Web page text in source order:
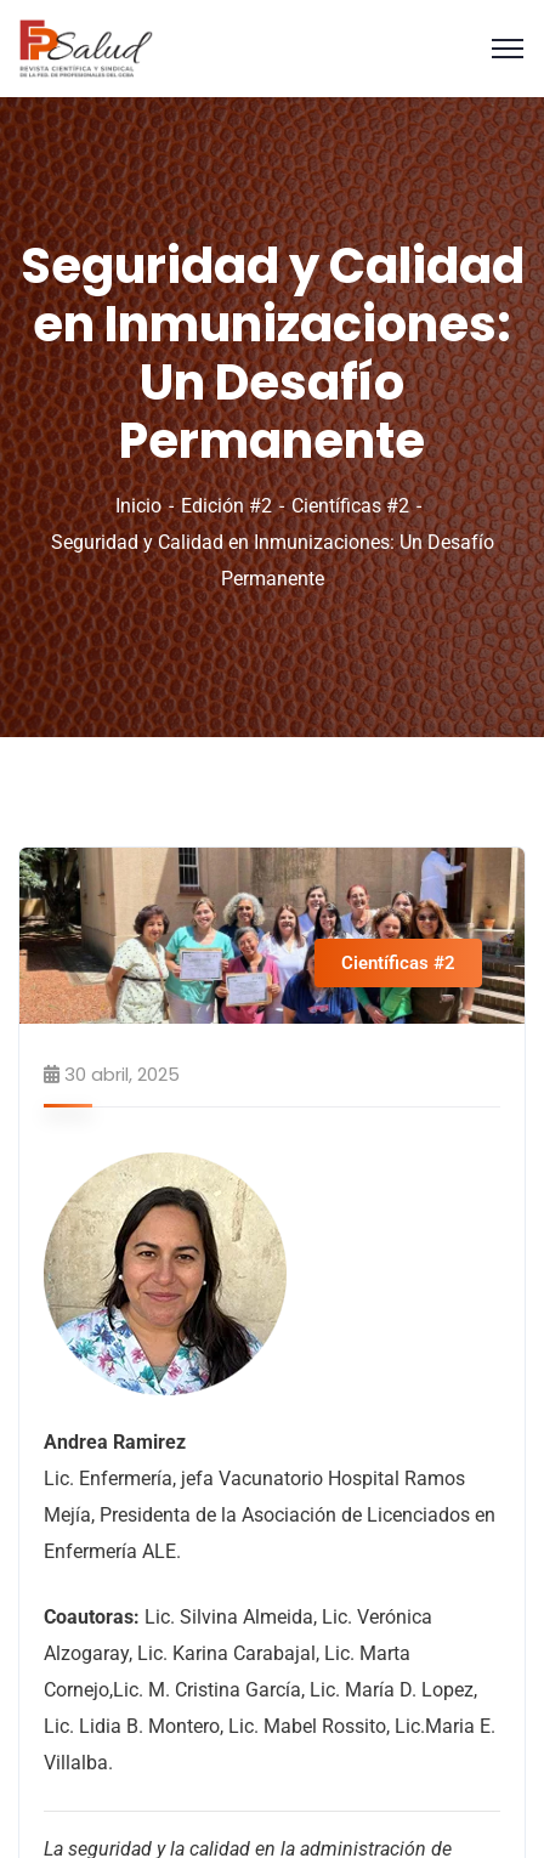
Seguridad y Calidad
en Inmunizaciones:
Un Desafío
Permanente
Inicio Edición #2
Científicas #2
Seguridad y Calidad en Inmunizaciones: Un Desafío
Permanente
Científicas #2
30 abril, 2025
Andrea Ramirez
Lic. Enfermería, jefa Vacunatorio Hospital Ramos
Mejía, Presidenta de la Asociación de Licenciados en
Enfermería ALE.
Coautoras: Lic. Silvina Almeida, Lic. Verónica
Alzogaray, Lic. Karina Carabajal, Lic. Marta
Cornejo,Lic. M. Cristina García, Lic. María D. Lopez,
Lic. Lidia B. Montero, Lic. Mabel Rossito, Lic.Maria E.
Villalba.
La seguridad y la calidad en la administración de